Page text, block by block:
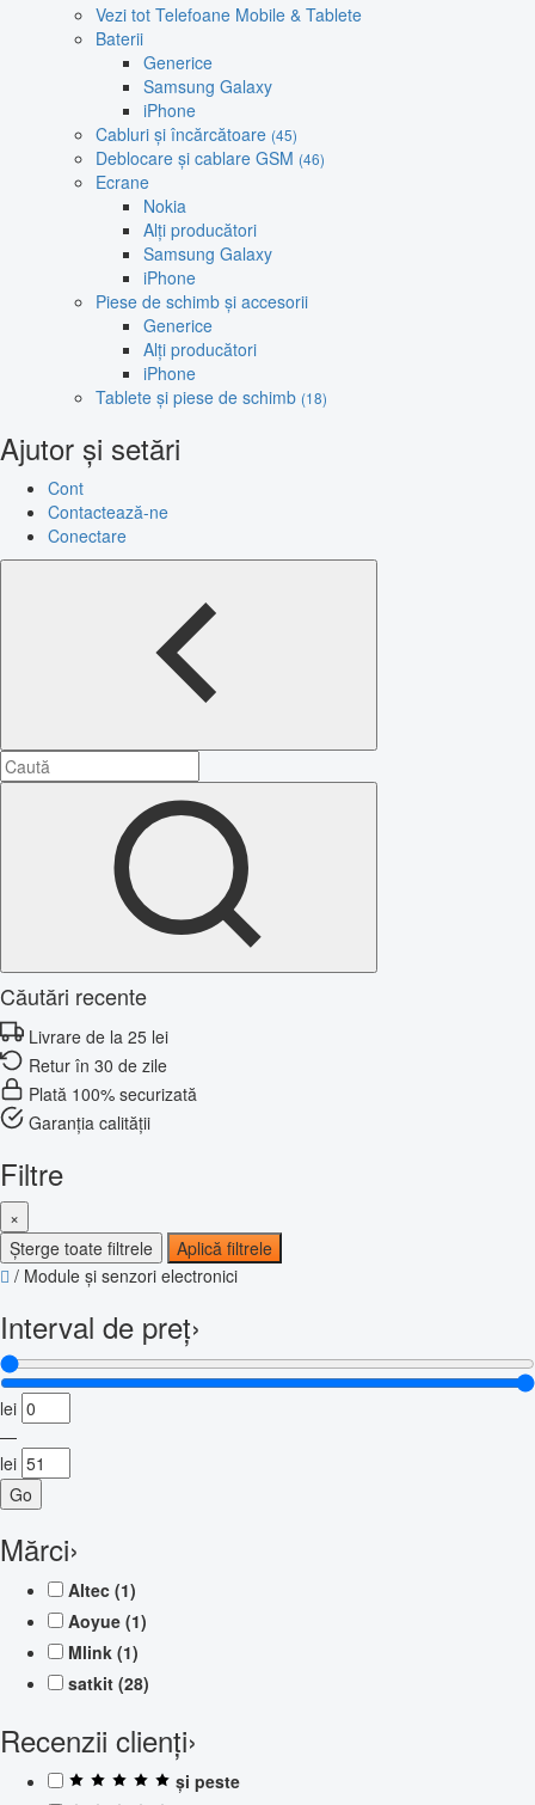
Vezi tot Telefoane Mobile & Tablete
Baterii
Generice
Samsung Galaxy
iPhone
Cabluri și încărcătoare (45)
Deblocare și cablare GSM (46)
Ecrane
Nokia
Alți producători
Samsung Galaxy
iPhone
Piese de schimb și accesorii
Generice
Alți producători
iPhone
Tablete și piese de schimb (18)
Ajutor și setări
Cont
Contactează-ne
Conectare
Căutări recente
Livrare de la 25 lei
Retur în 30 de zile
Plată 100% securizată
Garanția calității
Filtre
×
Șterge toate filtrele
Aplică filtrele
/ Module și senzori electronici
Interval de preț›
lei
—
lei
Go
Mărci›
Altec (1)
Aoyue (1)
Mlink (1)
satkit (28)
Recenzii clienți›
și peste